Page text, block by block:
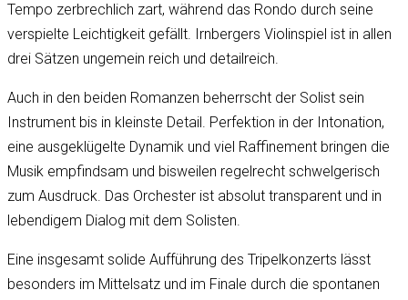
Tempo zerbrechlich zart, während das Rondo durch seine
verspielte Leichtigkeit gefällt. Irnbergers Violinspiel ist in allen
drei Sätzen ungemein reich und detailreich.
Auch in den beiden Romanzen beherrscht der Solist sein
Instrument bis in kleinste Detail. Perfektion in der Intonation,
eine ausgeklügelte Dynamik und viel Raffinement bringen die
Musik empfindsam und bisweilen regelrecht schwelgerisch
zum Ausdruck. Das Orchester ist absolut transparent und in
lebendigem Dialog mit dem Solisten.
Eine insgesamt solide Aufführung des Tripelkonzerts lässt
besonders im Mittelsatz und im Finale durch die spontanen